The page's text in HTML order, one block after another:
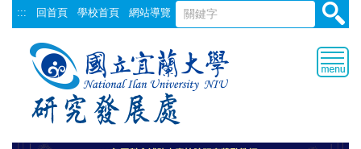
跳
到
::: 回首頁 學校首頁 網站導覽